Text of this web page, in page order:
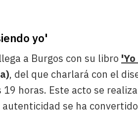
yo'
a Burgos con su libro
, del que charlará con el
horas. Este acto se
se ha